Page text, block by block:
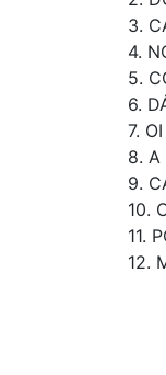
3.
4.
5.
6.
7.
8. A
9.
10.
11.
12.